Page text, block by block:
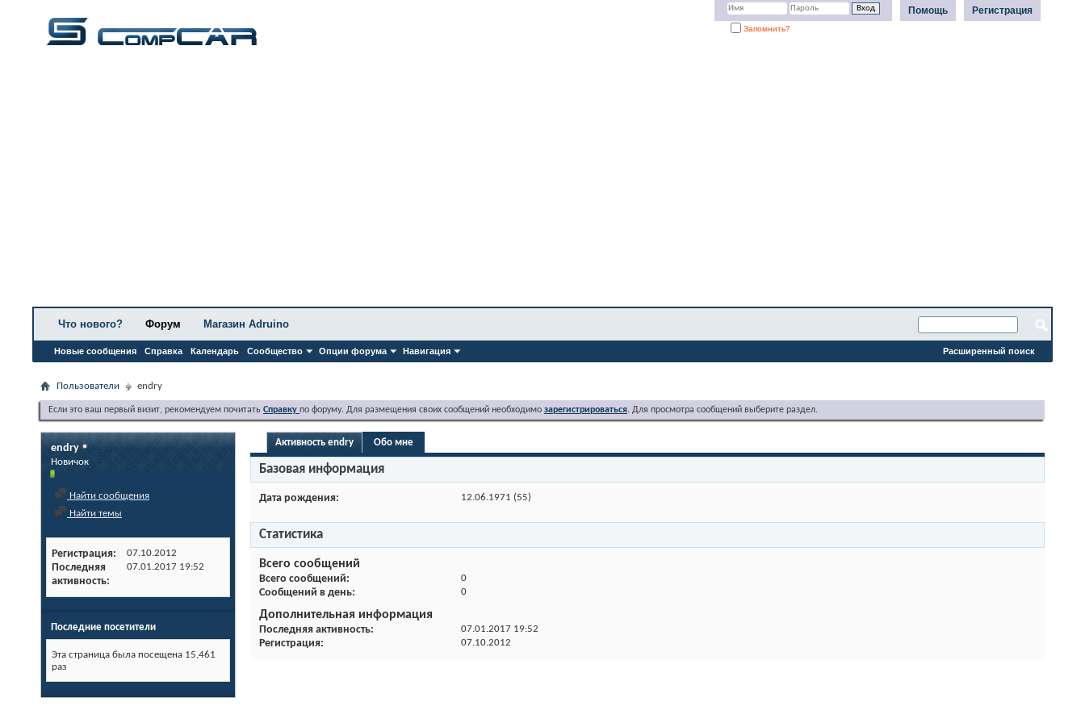
Регистрация
Помощь
Запомнить?
Что нового? Форум
Новые сообщения Справка Календарь Сообщество Опции форума Навигация
Магазин Adruino
Расширенный поиск
Пользователи endry
Если это ваш первый визит, рекомендуем почитать Справку по форуму. Для размещения своих сообщений необходимо зарегистрироваться. Для просмотра сообщений выберите раздел.
endry
Новичок
Найти сообщения
Найти темы
Регистрация 07.10.2012
Последняя
активность
07.01.2017 19:52
Последние посетители
Эта страница была посещена 15,461
раз
Активность endry Обо мне
Базовая информация
Дата рождения 12.06.1971 (55)
Статистика
Всего сообщений
Всего сообщений 0
Сообщений в день 0
Дополнительная информация
Последняя активность 07.01.2017 19:52
Регистрация 07.10.2012